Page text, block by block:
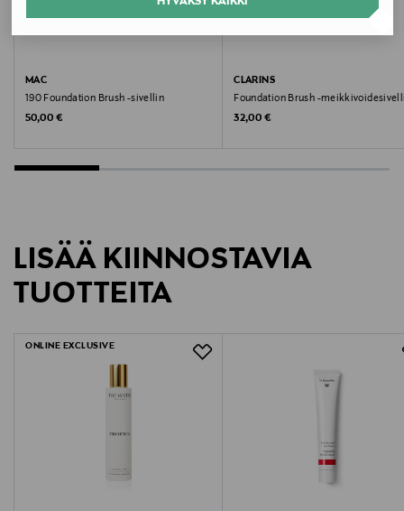
Valmistaja
Valmistajan osoite
Scandinavian Cosmetics, Hyllie Stationstorg 31, 215 32
Avainsanat
NARS, annostelupumppu, meikkivoide
MAC
190 Foundation Brush -sivellin
Original Price
50,00 €
CLARINS
Foundation Brush -
Original Price
32,00 €
LISÄÄ KIINNOSTAVIA
TUOTTEITA
ONLINE EXCLUSIVE